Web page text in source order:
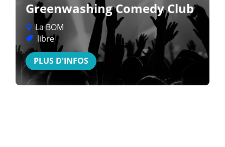
Greenwashing Comedy Club
La BOM
libre
PLUS D'INFOS